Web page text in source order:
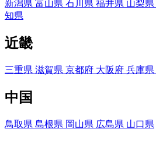
新潟県 富山県 石川県 福井県 山梨県
知県
近畿
三重県 滋賀県 京都府 大阪府 兵庫県
中国
鳥取県 島根県 岡山県 広島県 山口県